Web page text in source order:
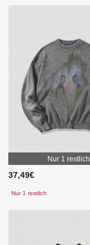
Nur 1 restlich
37,49€
Nur 1 restlich